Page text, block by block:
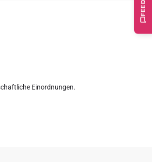
Einordnungen.